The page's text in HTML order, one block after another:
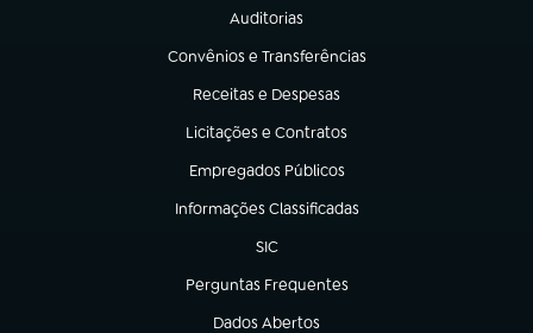
Auditorias
(abre em nova aba)
Convênios e Transferências
(abre em nova aba)
Receitas e Despesas
(abre em nova aba)
Licitações e Contratos
(abre em nova aba)
Empregados Públicos
(abre em nova aba)
Informações Classificadas
(abre em nova aba)
SIC
(abre em nova aba)
Perguntas Frequentes
(abre em nova aba)
Dados Abertos